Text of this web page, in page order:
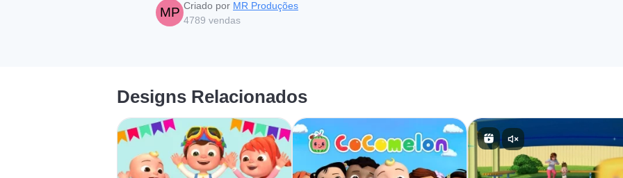
MP Criado por MR Produções
4789 vendas
Designs Relacionados